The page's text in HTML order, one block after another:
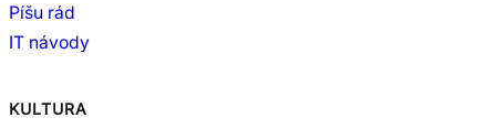
Píšu rád
IT návody
KULTURA